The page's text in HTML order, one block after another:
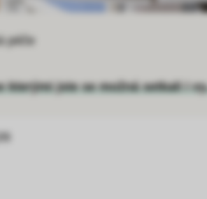
péče
kterými jste se možná setkali i